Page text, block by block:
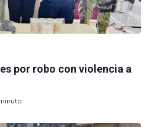
por robo con violencia a